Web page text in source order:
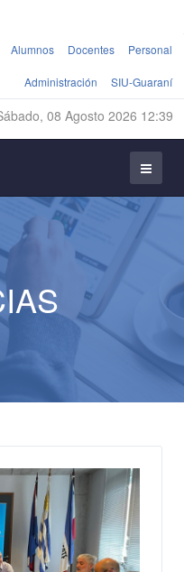
Alumnos Docentes Personal
Administración SIU-Guaraní
08 Agosto 2026 12:39